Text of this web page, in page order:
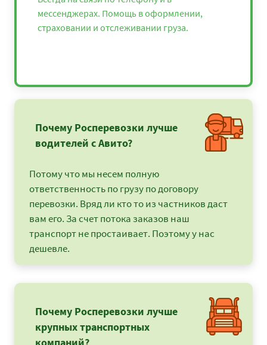
мессенджерах. Помощь в оформлении,
страховании и отслеживании груза.
Почему Росперевозки лучше
водителей с Авито?
Потому что мы несем полную
ответственность по грузу по договору
перевозки. Вряд ли кто то из частников даст
вам его. За счет потока заказов наш
транспорт не простаивает. Поэтому у нас
дешевле.
Почему Росперевозки лучше
крупных транспортных